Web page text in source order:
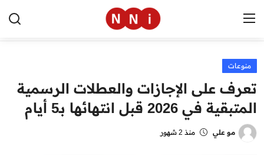
الرئيسية
اخبار مصر
العالم
منوعات
تعرف على الإجازات والعطلات الرسمية
المتبقية في 2026 قبل انتهائها بـ5 أيام
مو علي منذ 2 شهور